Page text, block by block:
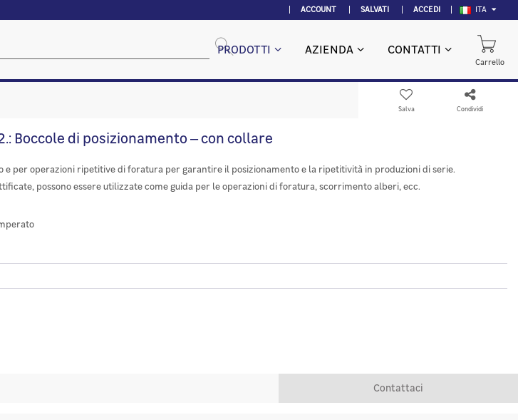
ITA
ACCOUNT SALVATI ACCEDI
PRODOTTI AZIENDA CONTATTI
Carrello
Salva Condividi
Boccole di posizionamento ‒ con collare
e per operazioni ripetitive di foratura per garantire il posizionamento e la ripetitività in produzioni di serie.
possono essere utilizzate come guida per le operazioni di foratura, scorrimento alberi, ecc.
Contattaci